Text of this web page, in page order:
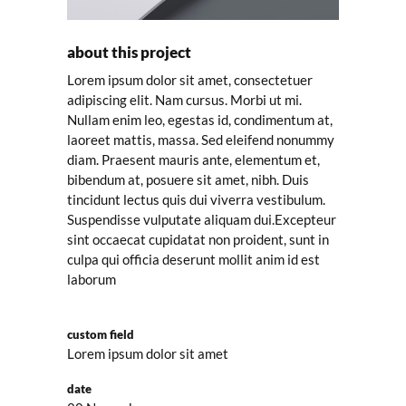
about this project
Lorem ipsum dolor sit amet, consectetuer
adipiscing elit. Nam cursus. Morbi ut mi.
Nullam enim leo, egestas id, condimentum at,
laoreet mattis, massa. Sed eleifend nonummy
diam. Praesent mauris ante, elementum et,
bibendum at, posuere sit amet, nibh. Duis
tincidunt lectus quis dui viverra vestibulum.
Suspendisse vulputate aliquam dui.Excepteur
sint occaecat cupidatat non proident, sunt in
culpa qui officia deserunt mollit anim id est
laborum
custom field
Lorem ipsum dolor sit amet
date